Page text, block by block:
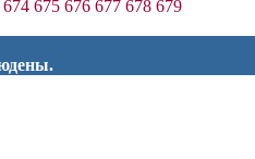
674 675 676 677 678 679